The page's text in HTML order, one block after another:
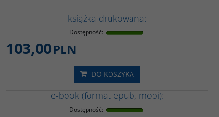
książka drukowana:
Dostępność:
103,00PLN
DO KOSZYKA
e-book (format epub, mobi):
Dostępność: